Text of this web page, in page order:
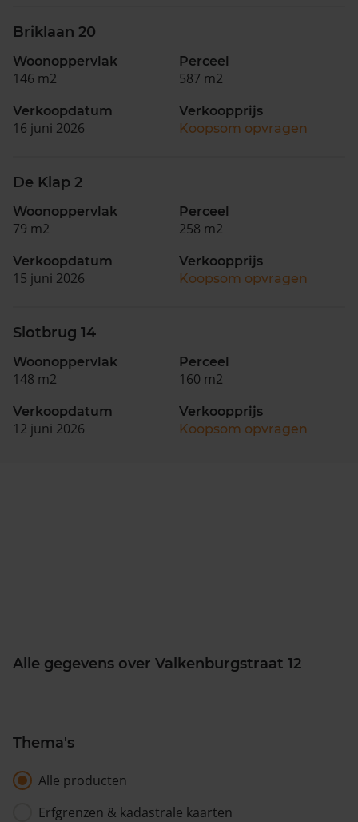
Briklaan 20
Woonoppervlak
146 m2
Perceel
587 m2
Verkoopdatum
16 juni 2026
Verkoopprijs
Koopsom opvragen
De Klap 2
Woonoppervlak
79 m2
Perceel
258 m2
Verkoopdatum
15 juni 2026
Verkoopprijs
Koopsom opvragen
Slotbrug 14
Woonoppervlak
148 m2
Perceel
160 m2
Verkoopdatum
12 juni 2026
Verkoopprijs
Koopsom opvragen
Alle gegevens over Valkenburgstraat 12
Thema's
Alle producten
Erfgrenzen & kadastrale kaarten